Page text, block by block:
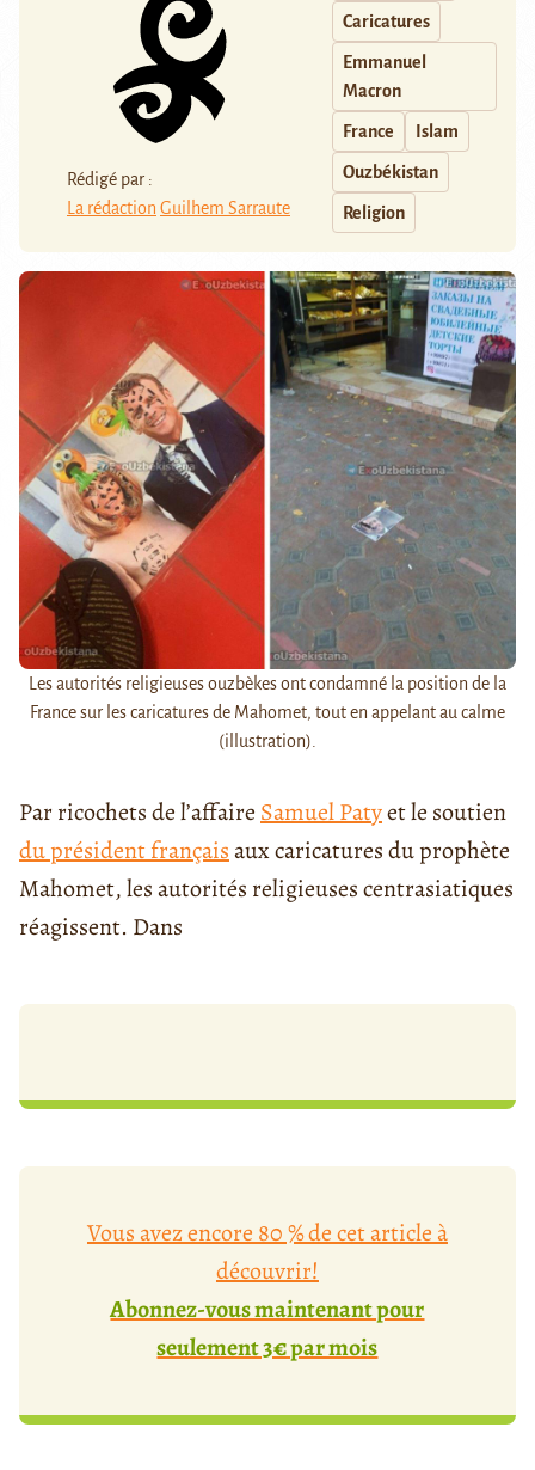
Rédigé par :
La rédaction Guilhem Sarraute
Caricatures
Emmanuel
Macron
France Islam
Ouzbékistan
Religion
Les autorités religieuses ouzbèkes ont condamné la position de la
France sur les caricatures de Mahomet, tout en appelant au calme
(illustration).
Par ricochets de l’affaire Samuel Patyet le soutien
du président françaisaux caricatures du prophète
Mahomet, les autorités religieuses centrasiatiques
réagissent. Dans
Vous avez encore 80 % de cet article à
découvrir!
Abonnez-vous maintenant pour
seulement 3€ par mois